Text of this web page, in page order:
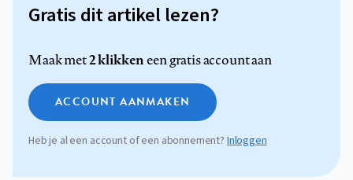
Gratis dit artikel lezen?
Maak met2 klikkeneen gratis account aan
ACCOUNT AANMAKEN
Heb je al een account of een abonnement? Inloggen